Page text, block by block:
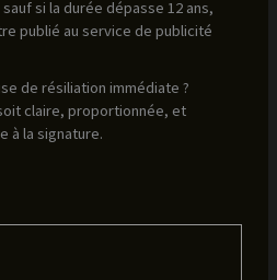
si la durée dépasse 12 ans,
publié au service de publicité
de résiliation immédiate ?
claire, proportionnée, et
à la signature.